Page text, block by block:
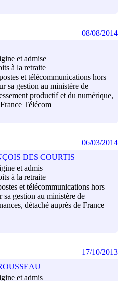
et admise
à la retraite
et télécommunications hors
sa gestion au ministère de
productif et du numérique,
Télécom
08/08/2014
DES COURTIS
et admis
à la retraite
et télécommunications hors
sa gestion au ministère de
détaché auprès de France
06/03/2014
et admis
17/10/2013